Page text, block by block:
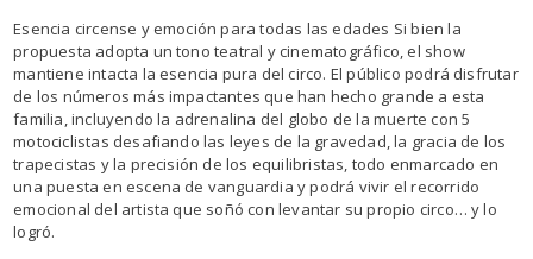
Esencia circense y emoción para todas las edades Si bien la
propuesta adopta un tono teatral y cinematográfico, el show
mantiene intacta la esencia pura del circo. El público podrá disfrutar
de los números más impactantes que han hecho grande a esta
familia, incluyendo la adrenalina del globo de la muerte con 5
motociclistas desafiando las leyes de la gravedad, la gracia de los
trapecistas y la precisión de los equilibristas, todo enmarcado en
una puesta en escena de vanguardia y podrá vivir el recorrido
emocional del artista que soñó con levantar su propio circo… y lo
logró.